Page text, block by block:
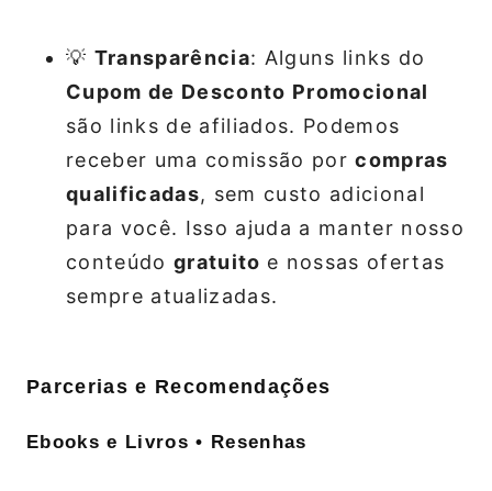
💡 Transparência: Alguns links do
Cupom de Desconto Promocional
são links de afiliados. Podemos
receber uma comissão porcompras
qualificadas, sem custo adicional
para você. Isso ajuda a manter nosso
conteúdo gratuito e nossas ofertas
sempre atualizadas.
Parcerias e Recomendações
Ebooks e Livros • Resenhas